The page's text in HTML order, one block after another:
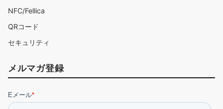
NFC/Fellica
QRコード
セキュリティ
メルマガ登録